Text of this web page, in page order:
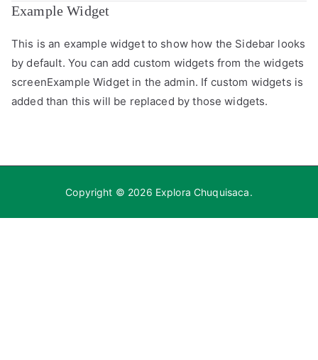
Example Widget
This is an example widget to show how the Sidebar looks
by default. You can add custom widgets from the widgets
screenExample Widget in the admin. If custom widgets is
added than this will be replaced by those widgets.
Copyright © 2026 Explora Chuquisaca.